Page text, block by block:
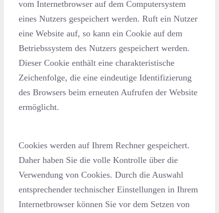
vom Internetbrowser auf dem Computersystem
eines Nutzers gespeichert werden. Ruft ein Nutzer
eine Website auf, so kann ein Cookie auf dem
Betriebssystem des Nutzers gespeichert werden.
Dieser Cookie enthält eine charakteristische
Zeichenfolge, die eine eindeutige Identifizierung
des Browsers beim erneuten Aufrufen der Website
ermöglicht.
Cookies werden auf Ihrem Rechner gespeichert.
Daher haben Sie die volle Kontrolle über die
Verwendung von Cookies. Durch die Auswahl
entsprechender technischer Einstellungen in Ihrem
Internetbrowser können Sie vor dem Setzen von